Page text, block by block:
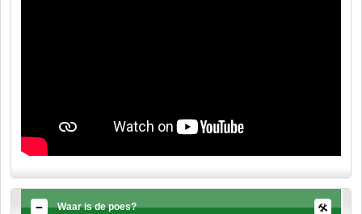
Waar is de poes?